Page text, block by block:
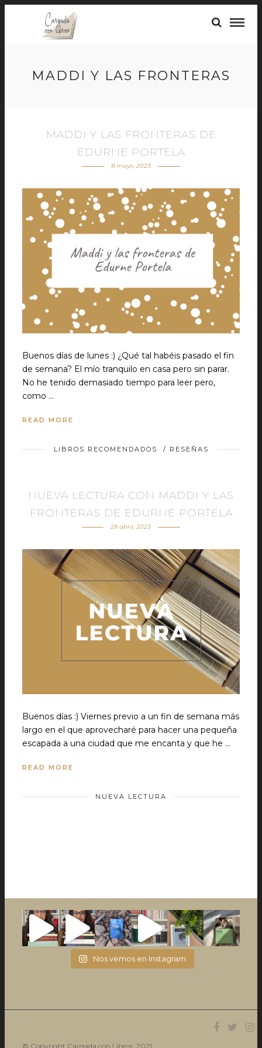
MADDI Y LAS FRONTERAS
MADDI Y LAS FRONTERAS DE
EDURNE PORTELA
8 mayo, 2023
Buenos días de lunes :) ¿Qué tal habéis pasado el fin
de semana? El mío tranquilo en casa pero sin parar.
No he tenido demasiado tiempo para leer pero,
como …
READ MORE
LIBROS RECOMENDADOS / RESEÑAS
NUEVA LECTURA CON MADDI Y LAS
FRONTERAS DE EDURNE PORTELA
28 abril, 2023
Buenos días :) Viernes previo a un fin de semana más
largo en el que aprovecharé para hacer una pequeña
escapada a una ciudad que me encanta y que he …
READ MORE
NUEVA LECTURA
Nos vemos en Instagram
© Copyright Cargada con Libros. 2021